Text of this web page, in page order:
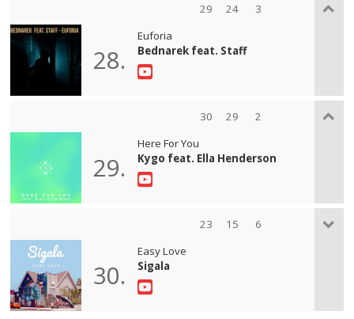
29 24 3
28.
Euforia
Bednarek feat. Staff
30 29 2
29.
Here For You
Kygo feat. Ella Henderson
23 15 6
30.
Easy Love
Sigala